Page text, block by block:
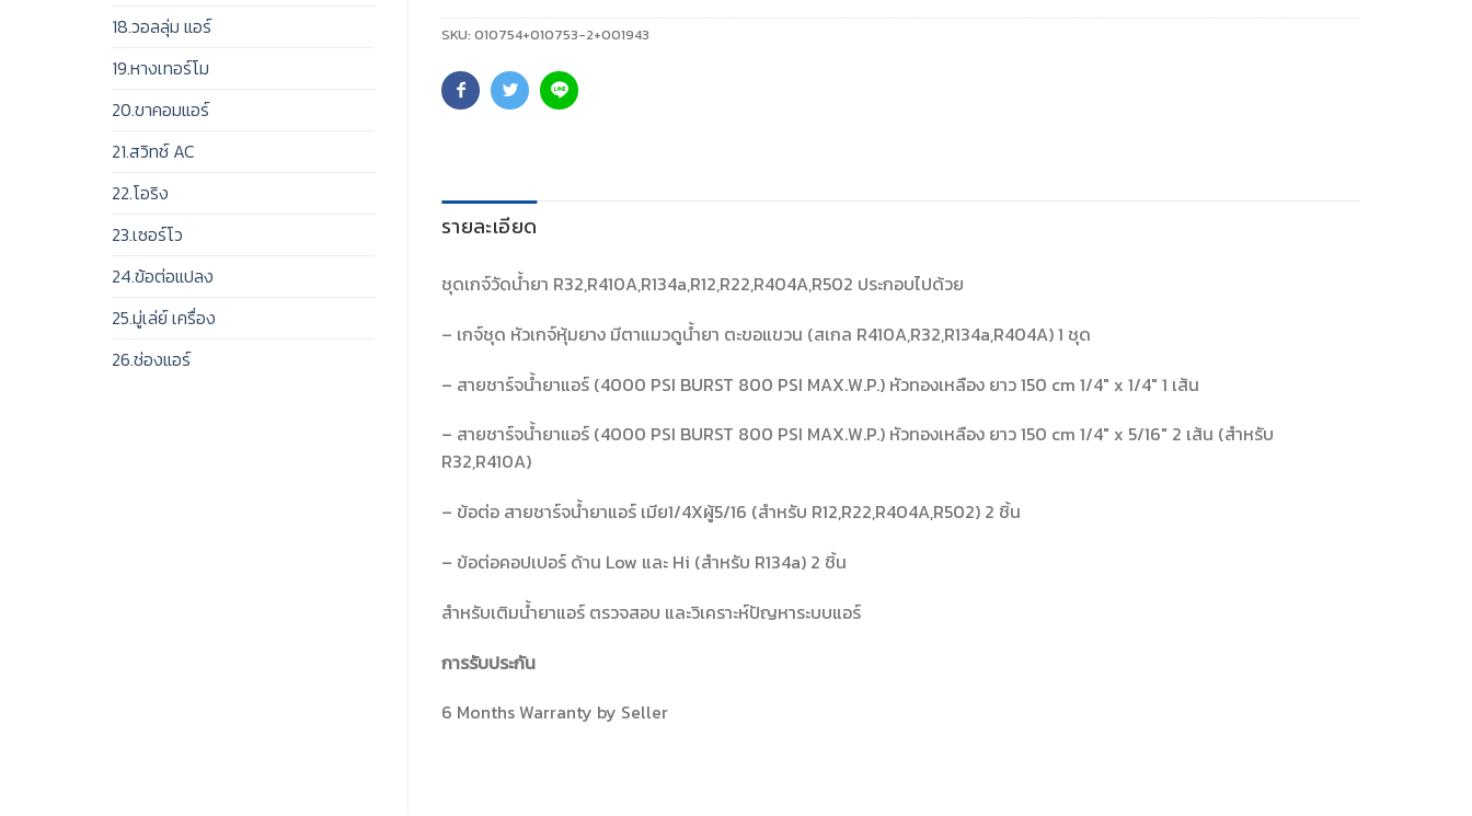
18.วอลลุ่ม แอร์
19.หางเทอร์โม
20.ขาคอมแอร์
21.สวิทช์ AC
22.โอริง
23.เซอร์โว
24.ข้อต่อแปลง
25.มู่เล่ย์ เครื่อง
26.ช่องแอร์
SKU: 010754+010753-2+001943
รายละเอียด
ชุดเกจ์วัดน้ำยา R32,R410A,R134a,R12,R22,R404A,R502 ประกอบไปด้วย
– เกจ์ชุด หัวเกจ์หุ้มยาง มีตาแมวดูน้ำยา ตะขอแขวน (สเกล R410A,R32,R134a,R404A) 1 ชุด
– สายชาร์จน้ำยาแอร์ (4000 PSI BURST 800 PSI MAX.W.P.) หัวทองเหลือง ยาว 150 cm 1/4″ x 1/4″ 1 เส้น
– สายชาร์จน้ำยาแอร์ (4000 PSI BURST 800 PSI MAX.W.P.) หัวทองเหลือง ยาว 150 cm 1/4″ x 5/16″ 2 เส้น (สำหรับ
R32,R410A)
– ข้อต่อ สายชาร์จน้ำยาแอร์ เมีย1/4Xผู้5/16 (สำหรับ R12,R22,R404A,R502) 2 ชิ้น
– ข้อต่อคอปเปอร์ ด้าน Low และ Hi (สำหรับ R134a) 2 ชิ้น
สำหรับเติมน้ำยาแอร์ ตรวจสอบ และวิเคราะห์ปัญหาระบบแอร์
การรับประกัน
6 Months Warranty by Seller